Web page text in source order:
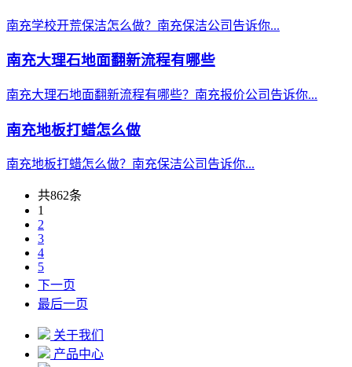
南充学校开荒保洁怎么做？南充保洁公司告诉你...
南充大理石地面翻新流程有哪些
南充大理石地面翻新流程有哪些？南充报价公司告诉你...
南充地板打蜡怎么做
南充地板打蜡怎么做？南充保洁公司告诉你...
共862条
1
2
3
4
5
下一页
最后一页
关于我们
产品中心